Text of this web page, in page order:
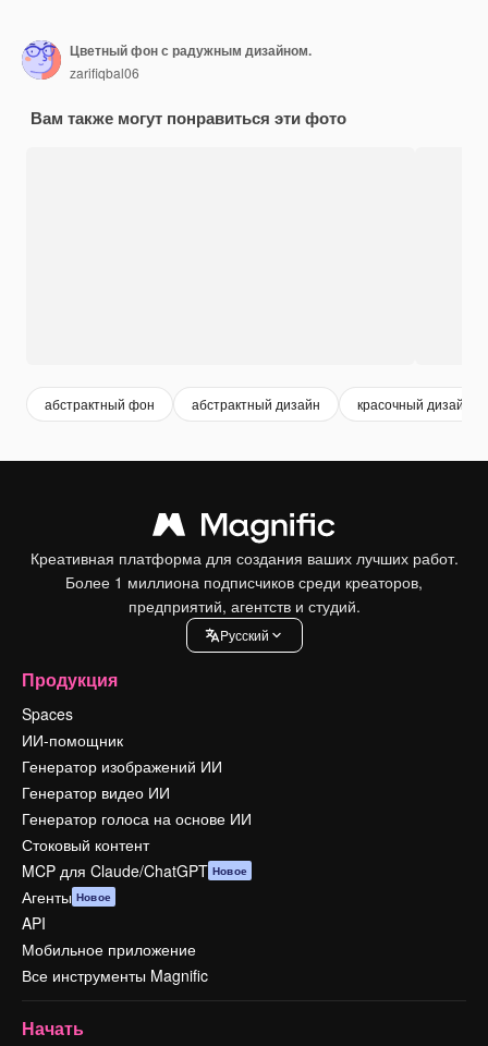
Цветный фон с радужным дизайном.
zarifiqbal06
Вам также могут понравиться эти фото
абстрактный фон абстрактный дизайн красочный дизайн
Креативная платформа для создания ваших лучших работ.
Более 1 миллиона подписчиков среди креаторов,
предприятий, агентств и студий.
Pусский
Продукция
Spaces
ИИ-помощник
Генератор изображений ИИ
Генератор видео ИИ
Генератор голоса на основе ИИ
Стоковый контент
MCP для Claude/ChatGPT Новое
Агенты Новое
API
Мобильное приложение
Все инструменты Magnific
Начать